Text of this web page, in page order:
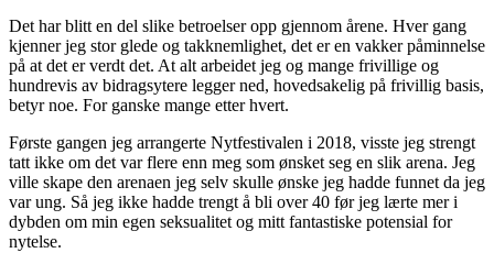
Det har blitt en del slike betroelser opp gjennom årene. Hver gang
kjenner jeg stor glede og takknemlighet, det er en vakker påminnelse
på at det er verdt det. At alt arbeidet jeg og mange frivillige og
hundrevis av bidragsytere legger ned, hovedsakelig på frivillig basis,
betyr noe. For ganske mange etter hvert.
Første gangen jeg arrangerte Nytfestivalen i 2018, visste jeg strengt
tatt ikke om det var flere enn meg som ønsket seg en slik arena. Jeg
ville skape den arenaen jeg selv skulle ønske jeg hadde funnet da jeg
var ung. Så jeg ikke hadde trengt å bli over 40 før jeg lærte mer i
dybden om min egen seksualitet og mitt fantastiske potensial for
nytelse.